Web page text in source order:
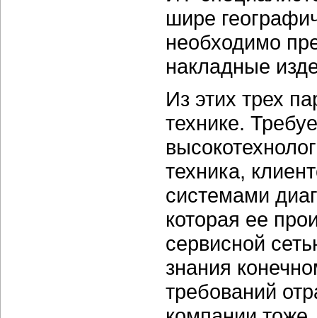
шире
необходимо
накладные
Из этих трех
технике.
техника,
системами
которая ее
сервисной
знания
требований